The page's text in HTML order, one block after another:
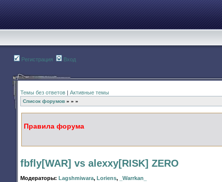
Регистрация Вход
Темы без ответов | Активные темы
Список форумов » » »
Правила форума
fbfly[WAR] vs alexxy[RISK] ZERO
Модераторы: Lagshmiwara, Loriens, _Warrkan_